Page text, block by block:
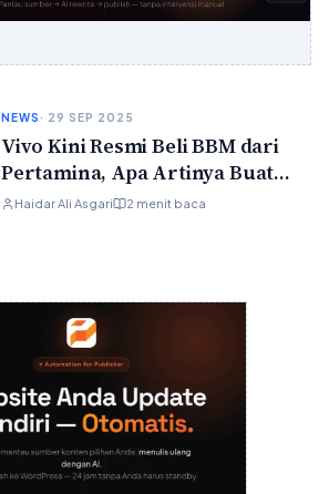
NEWS· 29 SEP 2025
Vivo Kini Resmi Beli BBM dari
Pertamina, Apa Artinya Buat
Kamu?
Haidar Ali Asgari 2 menit baca